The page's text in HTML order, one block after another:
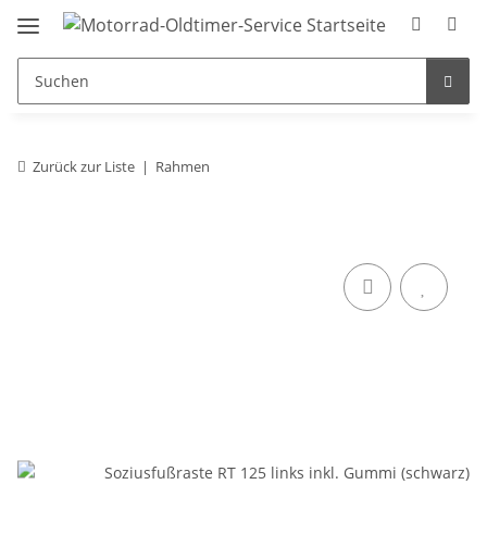
Zurück zur Liste Rahmen